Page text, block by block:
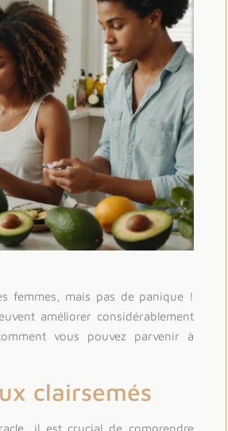
femmes, mais pas de panique !
améliorer considérablement
vous pouvez parvenir à
clairsemés
il est crucial de comprendre